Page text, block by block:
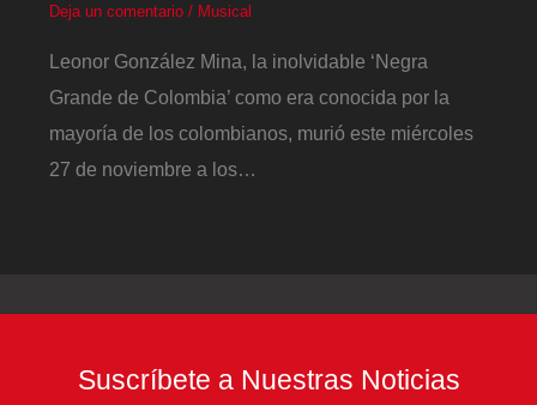
Deja un comentario / Musical
Leonor González Mina, la inolvidable ‘Negra
Grande de Colombia’ como era conocida por la
mayoría de los colombianos, murió este miércoles
27 de noviembre a los…
Suscríbete a Nuestras Noticias